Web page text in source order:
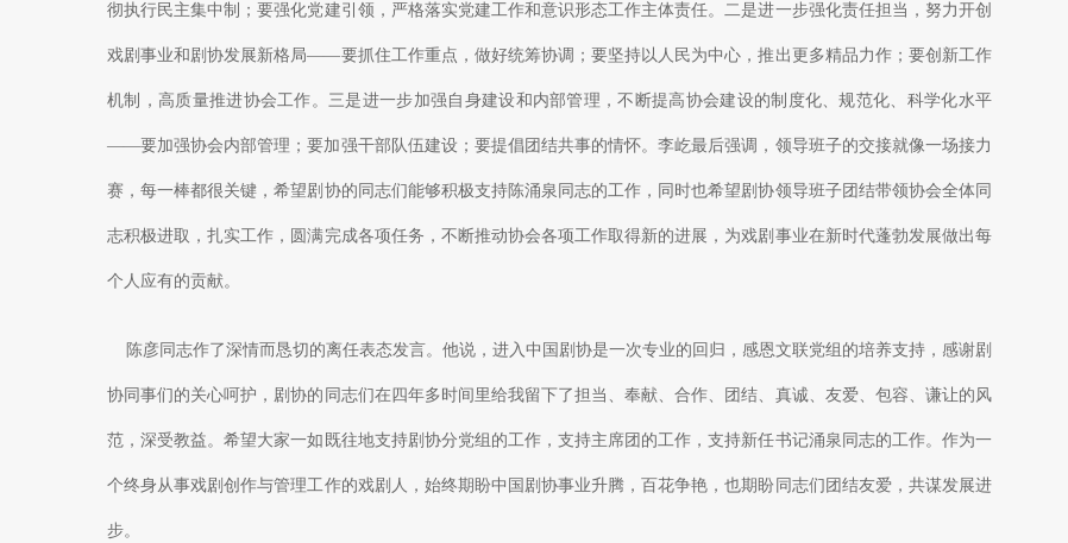
彻执行民主集中制；要强化党建引领，严格落实党建工作和意识形态工作主体责任。二是进一步强化责任担当，努力开创
戏剧事业和剧协发展新格局——要抓住工作重点，做好统筹协调；要坚持以人民为中心，推出更多精品力作；要创新工作
机制，高质量推进协会工作。三是进一步加强自身建设和内部管理，不断提高协会建设的制度化、规范化、科学化水平
——要加强协会内部管理；要加强干部队伍建设；要提倡团结共事的情怀。李屹最后强调，领导班子的交接就像一场接力
赛，每一棒都很关键，希望剧协的同志们能够积极支持陈涌泉同志的工作，同时也希望剧协领导班子团结带领协会全体同
志积极进取，扎实工作，圆满完成各项任务，不断推动协会各项工作取得新的进展，为戏剧事业在新时代蓬勃发展做出每
个人应有的贡献。
陈彦同志作了深情而恳切的离任表态发言。他说，进入中国剧协是一次专业的回归，感恩文联党组的培养支持，感谢剧
协同事们的关心呵护，剧协的同志们在四年多时间里给我留下了担当、奉献、合作、团结、真诚、友爱、包容、谦让的风
范，深受教益。希望大家一如既往地支持剧协分党组的工作，支持主席团的工作，支持新任书记涌泉同志的工作。作为一
个终身从事戏剧创作与管理工作的戏剧人，始终期盼中国剧协事业升腾，百花争艳，也期盼同志们团结友爱，共谋发展进
步。